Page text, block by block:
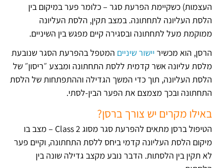
העצמות) כשקיימת הפרעת סגר – כלומר פער במיקום בין
הלסת העליונה לתחתונה. במצב תקין, הלסת העליונה
ממוקמת מעל לתחתונה ובסגירה קיים מפגש בין השיניים.
הרסן, הוא מכשיר יישור שיניים המטפל בהפרעת הסגר שנובעת
מלסת עליונה אשר קדמית ללסת התחתונה ומבצע ״ריסון״ של
הלסת העליונה, תוך כדי המשך הגדילה וההתפתחות של הלסת
התחתונה ובכך מצמצם את הפער הבין-לסתי.
באילו מקרים יש צורך ברסן?
הטיפול ברסן מתאים להפרעת סגר מסוג Class 2 – מצב בו
מיקום הלסת העליונה קדמי ביחס ללסת התחתונה, וקיים פער
לא תקין בין הלסתות. הדבר נובע מקצב גדילה שונה בין